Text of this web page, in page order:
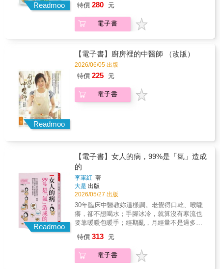
經》、《本草綱目》等中醫經典與現代醫學，
76則流傳千年、醫學驗證的健康法則，教你打
造強健、不易生病的體質。 ◎ 吃對了，病就
少：養生之道，莫先於食 ‧飯前先喝湯，勝過良
藥方。 一碗湯不只暖胃，還能潤喉、降低食
量。何時喝最好？飯前20分鐘。 研究顯示，喝
湯可抑制攝食中樞，有效降低人的食欲。 ‧《本
草綱目拾遺》記載白菜功效，民間則流傳：
菌，不如多吃白菜，能利尿通便、預防失智
症。 營養學指出，白菜富含鐵、鉀、維生素C
容。 ‧天氣越熱越沒胃口？老祖宗建議你：吃鱔
魚。 夏季溼氣重，脾胃最容易受傷。鱔魚能健
脾祛溼、補充元氣。 什麼時間吃效果最好？哪
些人不宜多吃？ ◎運動運動，疾病難碰。 人勤
病就散，人懶病就勤，但怎麼運動才健康？ 俗
話說：「飽不練氣，飢不練功。」運動前至少
要補充水分或牛奶。 美國醫學家發現，空腹運
動容易因頭暈、低血糖，增加猝死風險。 春夏
秋冬，該怎麼順應四時而養？ 不想生病？指甲
常剪，疾病不染；感冒初期，記得來碗「神仙
醫經典與現代醫學， 藥補不如食補，打造強
健、不生病的體質。
Readmoo
效！人到了一定的年紀，臀部肌肉萎縮下垂，
大腿越來越消瘦，下半身越來越單薄；有些人
則是刻意節食，卻仍手腳浮腫，體態鬆散。尤
四肢經常冰冷畏寒、神經系統衰弱或是過度亢
奮，文明病紛紛上身，這些症狀多半被誤以為
大腦、內臟出了問題，過度服藥或錯誤治療的
情況很普遍。事實上，人體的健康密碼都在下
半身。人體有超過500條肌肉集中在下半身，6
條重要經絡從腿部穿行而過，也有78個人體要
於幫全身器官做按摩，藥草浴暖腳，正是替五
果！1.刷刷腳底板，刺激荷爾蒙再造淡斑美白2.
做做腳趾操，大腦不衰老3.按摩膀胱經，全身
濕熱毒素放水流4.轉動腳踝，通氣活血降血壓5.
進階全蹲功，增強心肺功能6.溫掌暖膝，防治
關節炎7.站立踮腳尖，腰椎不酸痛8.赤足行走，
吸收地氣，安眠抗憂鬱9.摩腹清肝火，有效緩
和慢性病10.拍打腰眼治腎虧，保養一生的陽氣
＊獨家收錄：下半身保健速查表本書特色1. 博
承古老有效的養生智慧！2. 提供簡易可行的運
動方式，無須器材，隨時輕鬆做，有效鍛鍊下
半身！3. 經典大字版，有趣的案例故事搭配清
楚插圖，好讀好看好吸收！
特價 280 元
電子書
Readmoo
【電子書】廚房裡的中醫師 （改版）
2026/06/05 出版
特價 225 元
電子書
Readmoo
【電子書】女人的病，99%是「氣」造成
的
李軍紅 著
大是 出版
2026/05/27 出版
30年臨床中醫教妳這樣調。老覺得口乾、喉嚨
癢，卻不想喝水；手腳冰冷，就算沒有寒流也
要靠暖暖包暖手；經期亂，月經量不是過多，
也不常說話（大家口中的冰山美人），喉嚨卻
常發炎。這些婦科問題雖然稱不上病，總是在
青春期、妊娠期、更年期甚至到老年期，困擾
特價 313 元
電子書